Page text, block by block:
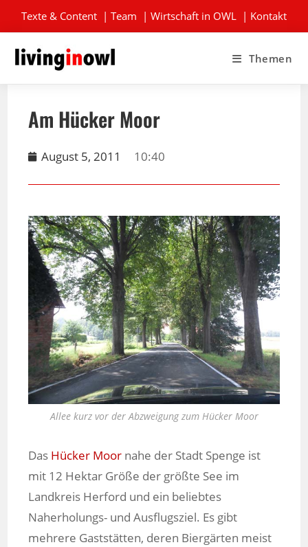
Texte & Content | Team | Wirtschaft in OWL | Kontakt
Themen
Am Hücker Moor
August 5, 2011 10:40
Allee kurz vor der Abzweigung zum Hücker Moor
Das Hücker Moor nahe der Stadt Spenge ist
mit 12 Hektar Größe der größte See im
Landkreis Herford und ein beliebtes
Naherholungs- und Ausflugsziel. Es gibt
mehrere Gaststätten, deren Biergärten meist